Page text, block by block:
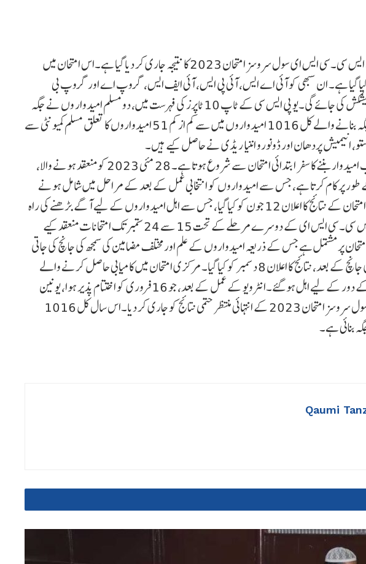
نئی دہلی :طویل انتظار کے بعد یو پی ایس سی۔سی ایس ای سول سروسز امتحان 2023 کا نتیجہ جاری کر دیا گیا ہے۔اس امتحان میں
منتخب کیا گیا ہے۔ ان سبھی کو آئی اے ایس، آئی پی ایس، آئی ایف ایس، گروپ اے اور گروپ بی
خدمات میں سرکاری ملازمتوں کی پیشکش کی جائے گی۔یو پی ایس سی کے ٹاپ 10 ٹاپرز کی فہرست میں، دو مسلم امیدوار وں نے جگہ
حاصل کی ہے۔حتمی فہرست میں جگہ بنانے والے کل 1016 امیدواروں میں سے کم از کم 51 امیدواروں کا تعلق مسلم کمیونٹی سے
انیمیش پردھان اور ڈونورو اننیا ریڈی نے حاصل کیے ہیں۔
یو پی ایس سی۔سی ایس ای کا کامیاب امیدوار بننے کا سفر ابتدائی امتحان سے شروع ہوتا ہے۔ 28 مئی 2023 کو منعقد ہونے والا،
طور پر کام کرتا ہے، جس سے امیدواروں کو انتخابی عمل کے بعد کے مراحل میں شامل ہونے
کے لئے اہل قرار دیتاہے۔ ابتدائی امتحان کے نتائج کا اعلان 12 جون کو کیا گیا، جس سے اہل امیدواروں کے لیے آگے بڑھنے کی راہ
ہموار ہوئی۔مرکزی امتحان یو پی ایس سی۔سی ایس ای کے دوسرے مرحلےکے تحت 15 سے 24 ستمبر تک امتحانات منعقد کیے
پر مشتمل ہے جس کے ذریعہ امیدواروں کے علم اور مختلف مضامین کی سمجھ کی جانچ کی جاتی
ہے۔مرکزی امتحان کے پرچوں کی جانچ کے بعد، نتائج کا اعلان 8 دسمبر کو کیا گیا۔ مرکزی امتحان میں کامیابی حاصل کرنے والے
امیدوار آخری مرحلے یعنی انٹرویو کے دور کے لیے اہل ہو گئے۔انٹرویو کے عمل کے بعد، جو 16 فروری کو اختتام پذیر ہوا، یونین
پبلک سروس کمیشن نے بالآخر آج سول سروسز امتحان 2023 کے انتہائی منتظر حتمی نتائج کو جاری کر دیا۔اس سال کل 1016
بنائی ہے۔
Qaumi